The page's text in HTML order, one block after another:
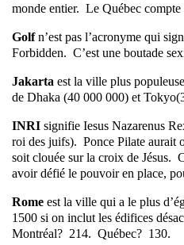
monde entier. Le Québec
Golfn’est pas l’acronyme qui
Forbidden. C’est une boutade
Jakarta est la ville plus
de Dhaka (40 000 000) et
INRI signifie Iesus Nazarenus
roi des juifs). Ponce Pilate aurait
soit clouée sur la croix de Jésus.
avoir défié le pouvoir en place,
Rome est la ville qui a le plus
1500 si on inclut les édifices
Montréal? 214. Québec? 130.